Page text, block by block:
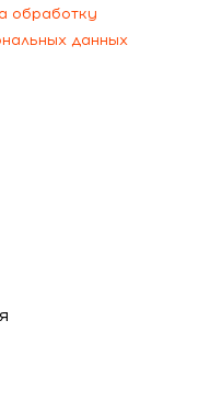
обработку
данных